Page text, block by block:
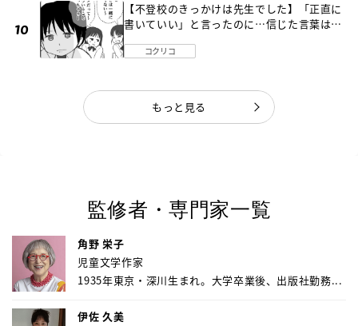
【不登校のきっかけは先生でした】「正直に
書いていい」と言ったのに…信じた言葉は噓
コクリコ
もっと見る
監修者・専門家一覧
角野 栄子
児童文学作家
1935年東京・深川生まれ。大学卒業後、出版社勤務...
伊佐 久美